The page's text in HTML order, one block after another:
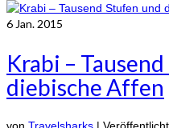
6 Jan. 2015
Krabi –
diebische Affen